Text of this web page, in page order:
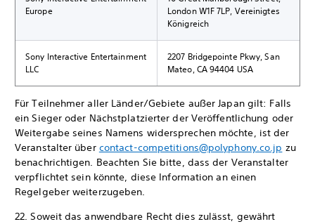
Europe
London W1F 7LP, Vereinigtes
Königreich
Sony Interactive Entertainment
LLC
2207 Bridgepointe Pkwy, San
Mateo, CA 94404 USA
Für Teilnehmer aller Länder/Gebiete außer Japan gilt: Falls
ein Sieger oder Nächstplatzierter der Veröffentlichung oder
Weitergabe seines Namens widersprechen möchte, ist der
Veranstalter über contact-competitions@polyphony.co.jp zu
benachrichtigen. Beachten Sie bitte, dass der Veranstalter
verpflichtet sein könnte, diese Information an einen
Regelgeber weiterzugeben.
22. Soweit das anwendbare Recht dies zulässt, gewährt